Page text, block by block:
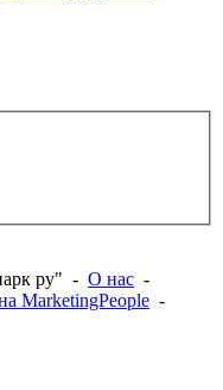
ру" - О нас -
MarketingPeople -